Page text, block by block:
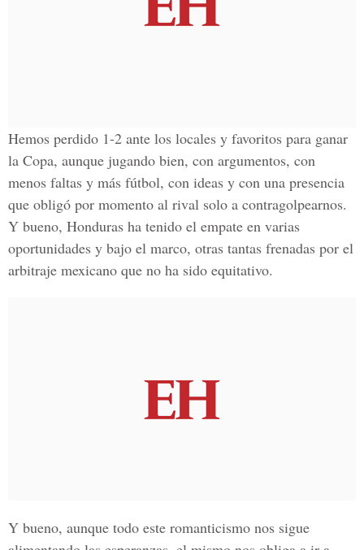
Hemos perdido 1-2 ante los locales y favoritos para ganar
la Copa, aunque jugando bien, con argumentos, con
menos faltas y más fútbol, con ideas y con una presencia
que obligó por momento al rival solo a contragolpearnos.
Y bueno, Honduras ha tenido el empate en varias
oportunidades y bajo el marco, otras tantas frenadas por el
arbitraje mexicano que no ha sido equitativo.
Y bueno, aunque todo este romanticismo nos sigue